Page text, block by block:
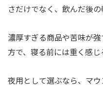
さだけでなく、飲んだ後の
濃厚すぎる商品や苦味が
方で、寝る前には重く感じ
夜用として選ぶなら、マ